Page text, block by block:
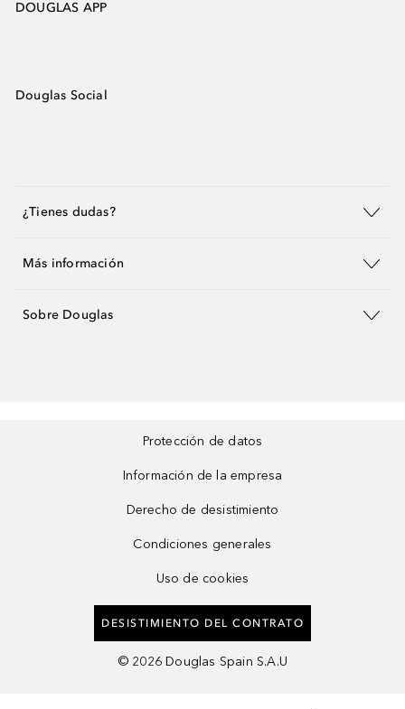
DOUGLAS APP
Douglas Social
¿Tienes dudas?
Más información
Sobre Douglas
Protección de datos
Información de la empresa
Derecho de desistimiento
Condiciones generales
Uso de cookies
DESISTIMIENTO DEL CONTRATO
© 2026 Douglas Spain S.A.U